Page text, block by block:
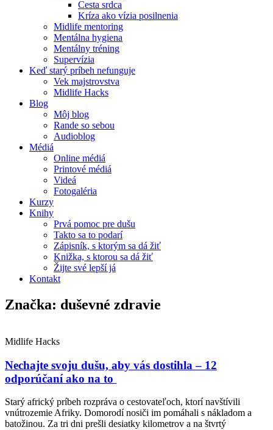
Cesta srdca
Kríza ako vízia posilnenia
Midlife mentoring
Mentálna hygiena
Mentálny tréning
Supervízia
Keď starý príbeh nefunguje
Vek majstrovstva
Midlife Hacks
Blog
Môj blog
Rande so sebou
Audioblog
Médiá
Online médiá
Printové médiá
Videá
Fotogaléria
Kurzy
Knihy
Prvá pomoc pre dušu
Takto sa to podarí
Zápisník, s ktorým sa dá žiť
Knižka, s ktorou sa dá žiť
Žijte své lepší já
Kontakt
Značka: duševné zdravie
Midlife Hacks
Nechajte svoju dušu, aby vás dostihla – 12
odporúčaní ako na to
Starý africký príbeh rozpráva o cestovateľoch, ktorí navštívili
vnútrozemie Afriky. Domorodí nosiči im pomáhali s nákladom a
batožinou. Za tri dni prešli desiatky kilometrov a na štvrtý